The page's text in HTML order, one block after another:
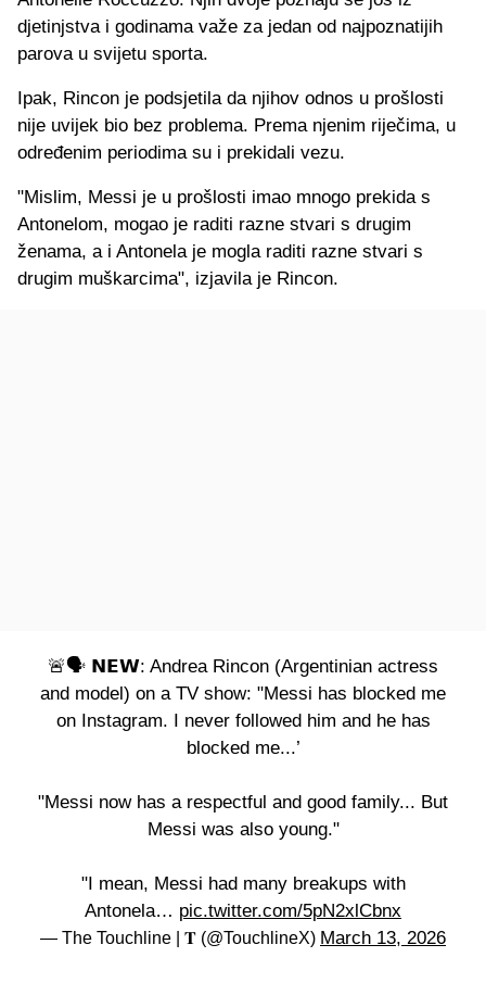
djetinjstva i godinama važe za jedan od najpoznatijih
parova u svijetu sporta.
Ipak, Rincon je podsjetila da njihov odnos u prošlosti
nije uvijek bio bez problema. Prema njenim riječima, u
određenim periodima su i prekidali vezu.
"Mislim, Messi je u prošlosti imao mnogo prekida s
Antonelom, mogao je raditi razne stvari s drugim
ženama, a i Antonela je mogla raditi razne stvari s
drugim muškarcima", izjavila je Rincon.
🚨🗣️ 𝗡𝗘𝗪: Andrea Rincon (Argentinian actress
and model) on a TV show: "Messi has blocked me
on Instagram. I never followed him and he has
blocked me...’
"Messi now has a respectful and good family... But
Messi was also young."
"I mean, Messi had many breakups with
Antonela… pic.twitter.com/5pN2xlCbnx
— The Touchline | 𝐓 (@TouchlineX) March 13, 2026